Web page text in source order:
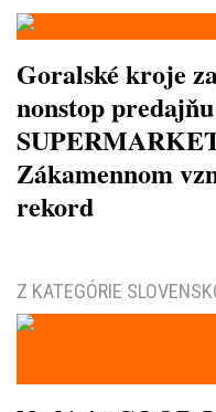
Goralské kroje
nonstop
Zákamennom
rekord
Z KATEGÓRIE